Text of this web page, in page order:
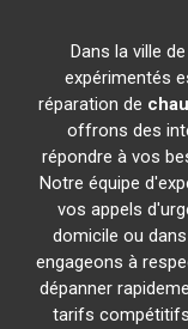
Dans la ville de
expérimentés
réparation de
offrons des
répondre à vos
Notre équipe
vos appels
domicile ou
engageons à
dépanner
tarifs